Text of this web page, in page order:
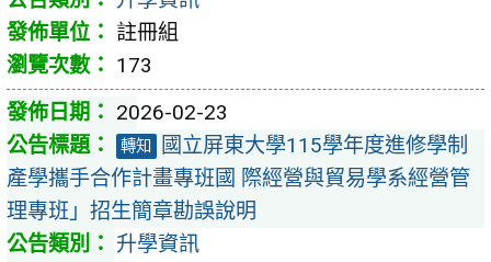
註冊組
173
2026-02-23
轉知
國立屏東大學115學年度進修學制
產學攜手合作計畫專班國 際經營與貿易學系經營管
理專班」招生簡章勘誤說明
升學資訊